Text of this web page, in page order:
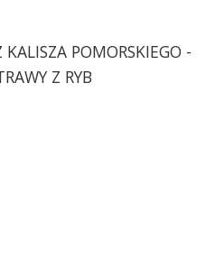
POMORSKIEGO -
Z RYB